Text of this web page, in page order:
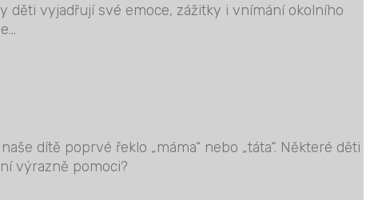
vyjadřují své emoce, zážitky i vnímání okolního
dítě poprvé řeklo „máma“ nebo „táta“. Některé děti
výrazně pomoci?